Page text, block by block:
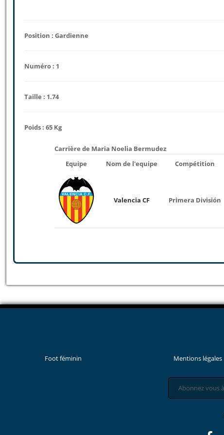
Position : Gardienne
Numéro : 1
Taille : 1.74
Poids : 65 Kg
Carrière de Maria Noelia Bermudez
Equipe
Nom de l'equipe Compétition
Valencia CF Primera División
Foot féminin Mentions légales